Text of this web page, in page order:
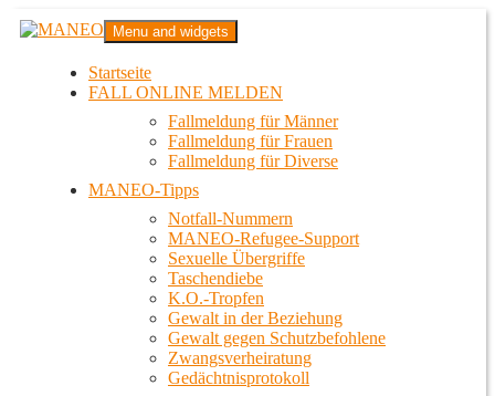
Zum
InhaltMANEO
Das schwule Anti-Gewalt-Projekt in Berlin
Menu and widgets
Startseite
FALL ONLINE MELDEN
Fallmeldung für Männer
Fallmeldung für Frauen
Fallmeldung für Diverse
MANEO-Tipps
Notfall-Nummern
MANEO-Refugee-Support
Sexuelle Übergriffe
Taschendiebe
K.O.-Tropfen
Gewalt in der Beziehung
Gewalt gegen Schutzbefohlene
Zwangsverheiratung
Gedächtnisprotokoll